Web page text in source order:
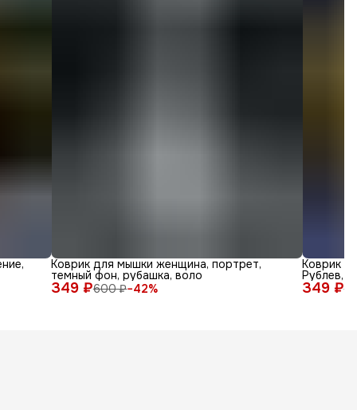
349 ₽600 ₽−42%
Коврик для мышки женщина, портрет,
темный фон, рубашка, воло
349 ₽
Коврик
Рублев,